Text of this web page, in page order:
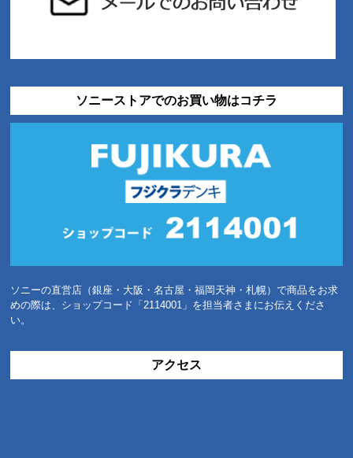
ソニーストアでのお買い物はコチラ
ソニーの直営店（銀座・大阪・名古屋・福岡天神・札幌）で商品をお求
めの際は、ショップコード「2114001」を担当者さまにお伝えくださ
い。
アクセス